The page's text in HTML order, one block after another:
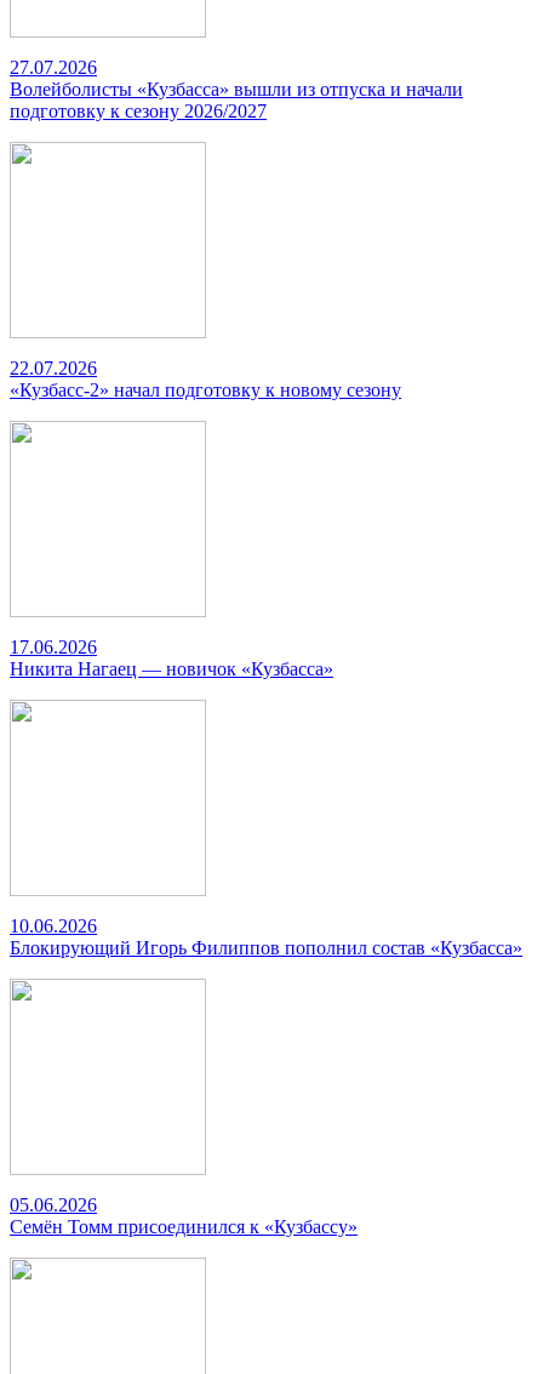
27.07.2026
Волейболисты «Кузбасса» вышли из отпуска и начали
подготовку к сезону 2026/2027
22.07.2026
«Кузбасс-2» начал подготовку к новому сезону
17.06.2026
Никита Нагаец — новичок «Кузбасса»
10.06.2026
Блокирующий Игорь Филиппов пополнил состав «Кузбасса»
05.06.2026
Семён Томм присоединился к «Кузбассу»